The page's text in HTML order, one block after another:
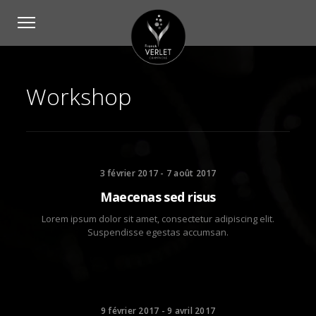
Workshop
3 février 2017 - 7 août 2017
Maecenas sed risus
Lorem ipsum dolor sit amet, consectetur adipiscing elit.
Suspendisse egestas accumsan.
9 février 2017 - 9 avril 2017